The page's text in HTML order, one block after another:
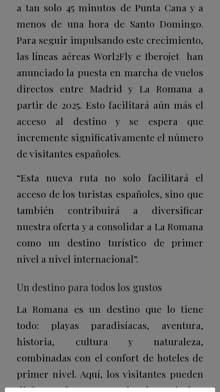
a tan solo 45 minutos de Punta Cana y a
menos de una hora de Santo Domingo.
Para seguir impulsando este crecimiento,
las líneas aéreas Worl2Fly e Iberojet han
anunciado la puesta en marcha de vuelos
directos entre Madrid y La Romana a
partir de 2025. Esto facilitará aún más el
acceso al destino y se espera que
incremente significativamente el número
de visitantes españoles.
“Esta nueva ruta no solo facilitará el
acceso de los turistas españoles, sino que
también contribuirá a diversificar
nuestra oferta y a consolidar a La Romana
como un destino turístico de primer
nivel a nivel internacional”.
Un destino para todos los gustos
La Romana es un destino que lo tiene
todo: playas paradisíacas, aventura,
historia, cultura y naturaleza,
combinadas con el confort de hoteles de
primer nivel. Aquí, los visitantes pueden